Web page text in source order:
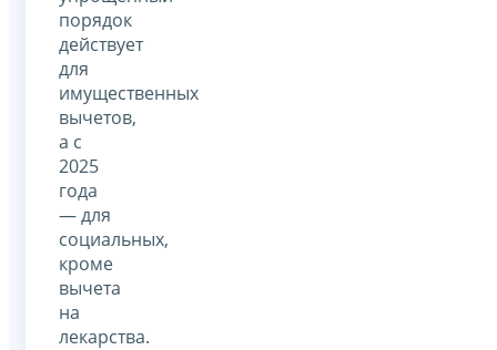
порядок
действует
для
имущественных
вычетов,
а с
2025
года
— для
социальных,
кроме
вычета
на
лекарства.